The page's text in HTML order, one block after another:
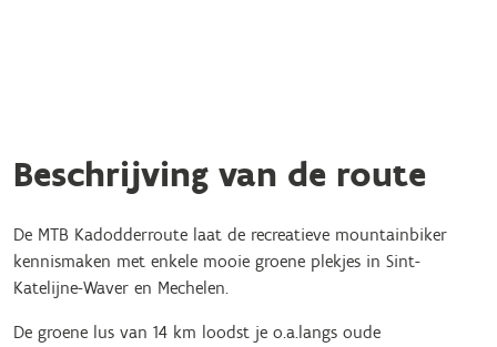
Beschrijving van de route
De MTB Kadodderroute laat de recreatieve mountainbiker
kennismaken met enkele mooie groene plekjes in Sint-
Katelijne-Waver en Mechelen.
De groene lus van 14 km loodst je o.a.langs oude